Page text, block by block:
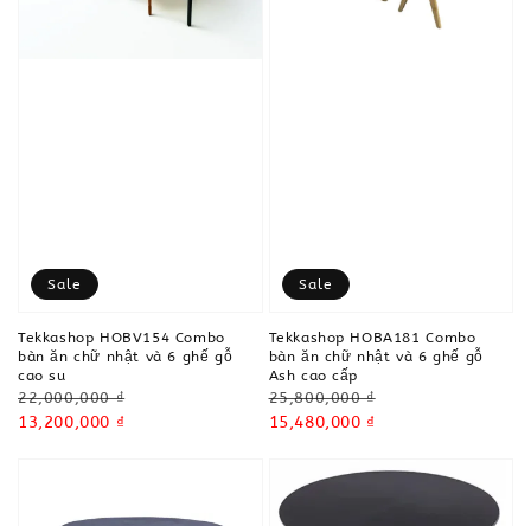
Sale
Tekkashop HOBV154 Combo
bàn ăn chữ nhật và 6 ghế gỗ
cao su
Regular
price
22,000,000 ₫
Sale
13,200,000 ₫
Sale
Tekkashop HOBA181 Combo
bàn ăn chữ nhật và 6 ghế gỗ
Ash cao cấp
Regular
price
25,800,000 ₫
Sale
15,480,000 ₫